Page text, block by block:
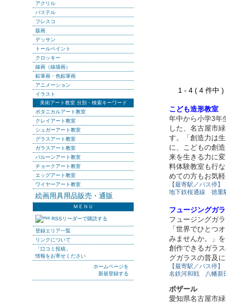
1 - 4 ( 4 件
こども造形教室
年中から小学3年
した、名古屋市
す。「創造力は
に、こどもの創
来を生きる力に
料体験教室も行
めての方もお気
【最寄駅／バス停】
地下鉄桜通線 徳重
フュージングガ
フュージングガ
「世界でひとつ
みませんか。」
創作できるガラ
グガラスの普及
【最寄駅／バス停】
名鉄河和戦 八幡
ボザール
愛知県名古屋市
アクリル
パステル
フレスコ
版画
デッサン
トールペイント
クロッキー
線画（線描画）
鉛筆画・色鉛筆画
アニメーション
イラスト
美術アート教室 分別・検索キーワード
ボタニカルアート教室
クレイアート教室
シュガーアート教室
グラスアート教室
ガラスアート教室
バルーンアート教室
チョークアート教室
エッグアート教室
ワイヤーアート教室
絵画用具用品販売・通販
ＭＥＮＵ
RSSリーダーで購読する
登録エリア一覧
リンクについて
「口コミ投稿」
情報をお寄せください
ホームページを
新規登録する